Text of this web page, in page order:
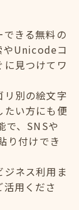
きる無料の
やUnicodeコ
見つけてワ
リ別の絵文字
たい方にも便
で、SNSや
り付けでき
ネス利用ま
用くださ